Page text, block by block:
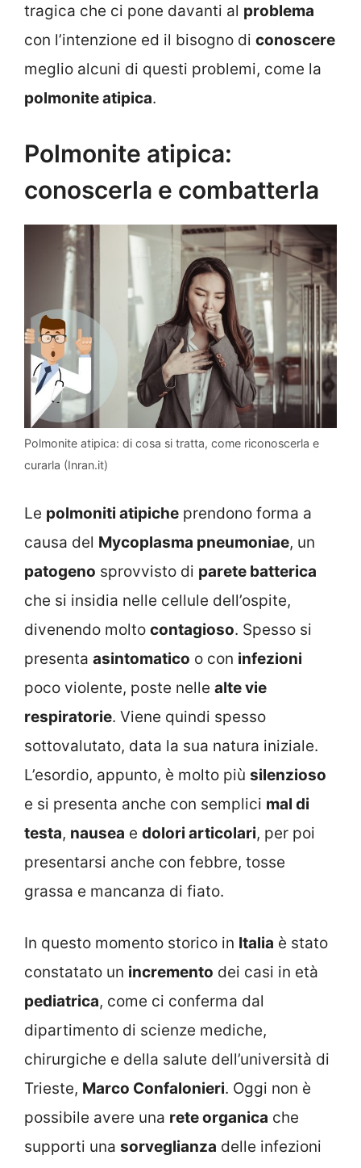
tragica che ci pone davanti al problema
con l’intenzione ed il bisogno di conoscere
meglio alcuni di questi problemi, come la
polmonite atipica.
Polmonite atipica:
conoscerla e combatterla
Polmonite atipica: di cosa si tratta, come riconoscerla e
curarla (Inran.it)
Le polmoniti atipiche prendono forma a
causa del Mycoplasma pneumoniae, un
patogeno sprovvisto di parete batterica
che si insidia nelle cellule dell’ospite,
divenendo molto contagioso. Spesso si
presenta asintomatico o con infezioni
poco violente, poste nelle alte vie
respiratorie. Viene quindi spesso
sottovalutato, data la sua natura iniziale.
L’esordio, appunto, è molto più silenzioso
e si presenta anche con semplici mal di
testa, nausea e dolori articolari, per poi
presentarsi anche con febbre, tosse
grassa e mancanza di fiato.
In questo momento storico in Italia è stato
constatato un incremento dei casi in età
pediatrica, come ci conferma dal
dipartimento di scienze mediche,
chirurgiche e della salute dell’università di
Trieste, Marco Confalonieri. Oggi non è
possibile avere una rete organica che
supporti una sorveglianza delle infezioni